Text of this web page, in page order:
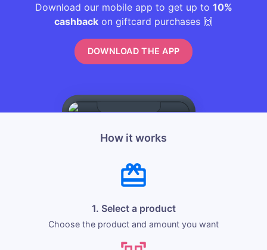
Download our mobile app to get up to 10%
cashback on giftcard purchases 🙌
DOWNLOAD THE APP
How it works
1. Select a product
Choose the product and amount you want